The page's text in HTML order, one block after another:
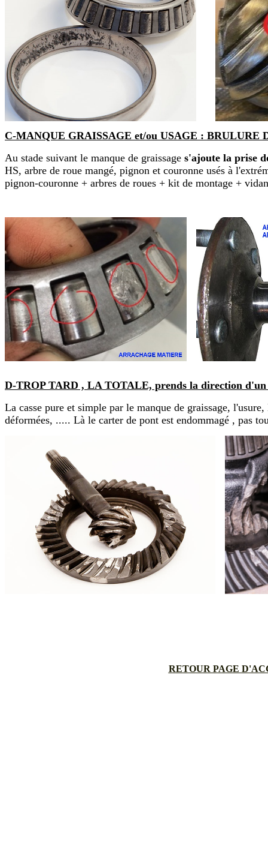
C-MANQUE GRAISSAGE et/ou USAGE : BRULURE
Au stade suivant le manque de graissage s'ajoute la prise
HS, arbre de roue mangé, pignon et couronne usés à
pignon-couronne + arbres de roues + kit de montage +
D-TROP TARD , LA TOTALE, prends la direction d'un
La casse pure et simple par le manque de graissage,
déformées, ..... Là le carter de pont est endommagé , pas
RETOUR PAGE